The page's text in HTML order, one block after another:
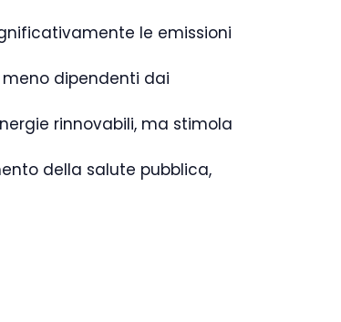
le emissioni
meno dipendenti dai
rinnovabili, ma stimola
della salute pubblica,